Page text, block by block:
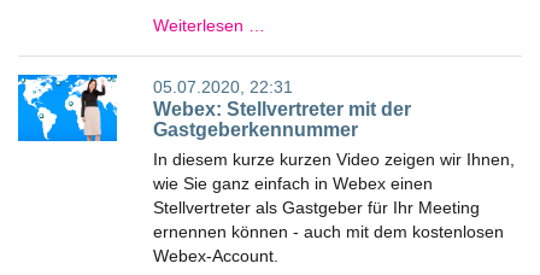
Weiterlesen …
05.07.2020, 22:31
Webex: Stellvertreter mit der
Gastgeberkennummer
In diesem kurze kurzen Video zeigen wir Ihnen,
wie Sie ganz einfach in Webex einen
Stellvertreter als Gastgeber für Ihr Meeting
ernennen können - auch mit dem kostenlosen
Webex-Account.